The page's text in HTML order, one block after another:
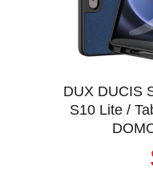
DUX DUCIS
S10 Lite /